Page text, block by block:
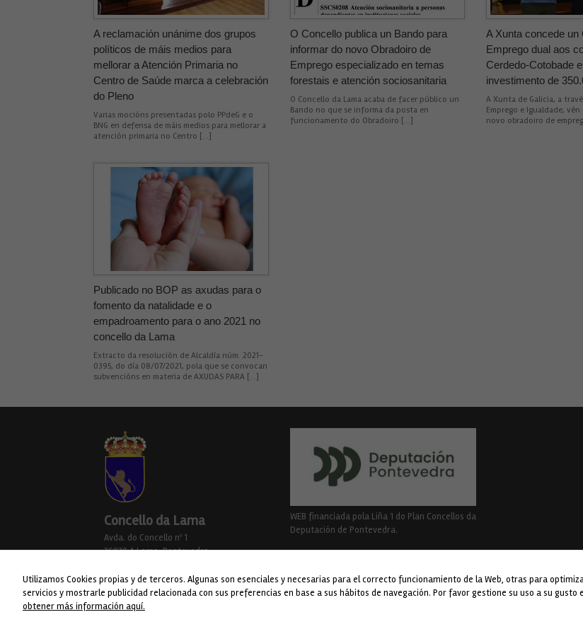
A reclamación unánime dos grupos
políticos de máis medios para
mellorar a Atención Primaria no
Centro de Saúde marca a celebración
do Pleno
Varias mocións presentadas polo PPdeG e o
BNG en defensa de máis medios para mellorar a
atención primaria no Centro […]
O Concello publica un Bando para
informar do novo Obradoiro de
Emprego especializado en temas
forestais e atención sociosanitaria
O Concello da Lama acaba de facer público un
Bando no que se informa da posta en
funcionamento do Obradoiro […]
A Xunta concede un
Emprego dual aos
Cerdedo-Cotobade
investimento de
A Xunta de Galicia, a
Emprego e Igualdade,
novo obradoiro de
Publicado no BOP as axudas para o
fomento da natalidade e o
empadroamento para o ano 2021 no
concello da Lama
Extracto da resolución de Alcaldía núm. 2021-
0395, do día 08/07/2021, pola que se convocan
subvencións en materia de AXUDAS PARA […]
Concello da Lama
Avda. do Concello nº 1
36830 A Lama. Pontevedra
WEB financiada pola Liña 1 do Plan Concellos da
Deputación de Pontevedra.
Utilizamos Cookies propias y de terceros. Algunas son esenciales y necesarias para el correcto funcionamiento de la Web, otras para
servicios y mostrarle publicidad relacionada con sus preferencias en base a sus hábitos de navegación. Por favor gestione su uso a su gusto
obtener más información aquí.
Son
necesarias